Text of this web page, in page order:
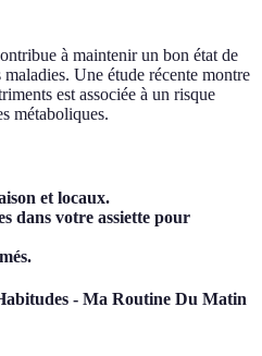
à maintenir un bon état de
Une étude récente montre
est associée à un risque
métaboliques.
et locaux.
dans votre assiette pour
- Ma Routine Du Matin